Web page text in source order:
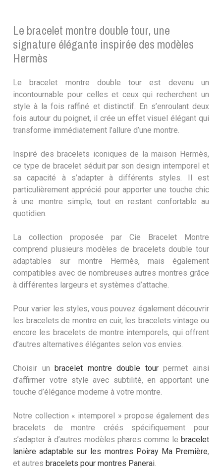
Le bracelet montre double tour, une
signature élégante inspirée des modèles
Hermès
Le bracelet montre double tour est devenu un
incontournable pour celles et ceux qui recherchent un
style à la fois raffiné et distinctif. En s’enroulant deux
fois autour du poignet, il crée un effet visuel élégant qui
transforme immédiatement l’allure d’une montre.
Inspiré des bracelets iconiques de la maison Hermès,
ce type de bracelet séduit par son design intemporel et
sa capacité à s’adapter à différents styles. Il est
particulièrement apprécié pour apporter une touche chic
à une montre simple, tout en restant confortable au
quotidien.
La collection proposée par Cie Bracelet Montre
comprend plusieurs modèles de bracelets double tour
adaptables sur montre Hermès, mais également
compatibles avec de nombreuses autres montres grâce
à différentes largeurs et systèmes d’attache.
Pour varier les styles, vous pouvez également découvrir
les bracelets de montre en cuir, les bracelets vintage ou
encore les bracelets de montre intemporels, qui offrent
d’autres alternatives élégantes selon vos envies.
Choisir unbracelet montre double tourpermet ainsi
d’affirmer votre style avec subtilité, en apportant une
touche d’élégance moderne à votre montre.
Notre collection « intemporel » propose également des
bracelets de montre créés spécifiquement pour
s’adapter à d’autres modèles phares comme le bracelet
lanière adaptable sur les montres Poiray Ma Première,
et autresbracelets pour montres Panerai.